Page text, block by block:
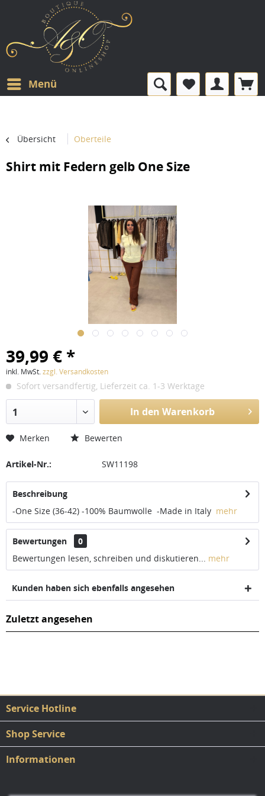
Menü
Übersicht Oberteile
Shirt mit Federn gelb One Size
39,99 € *
inkl. MwSt.zzgl. Versandkosten
Sofort versandfertig, Lieferzeit ca. 1-3 Werktage
1 In den Warenkorb
Merken Bewerten
Artikel-Nr.: SW11198
Beschreibung
-One Size (36-42) -100% Baumwolle -Made in Italy mehr
Bewertungen
0
Bewertungen lesen, schreiben und diskutieren... mehr
Kunden haben sich ebenfalls angesehen
Zuletzt angesehen
Service Hotline
Shop Service
Informationen